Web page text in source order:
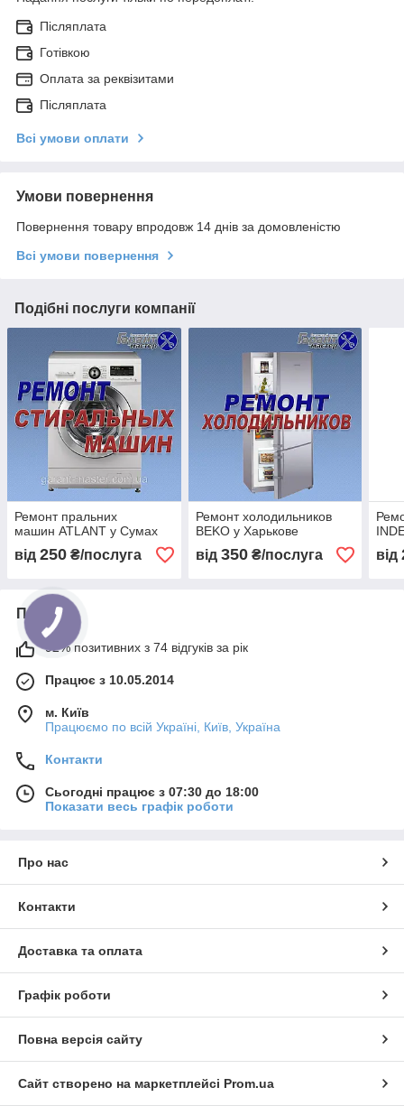
Післяплата
Готівкою
Оплата за реквізитами
Післяплата
Всі умови оплати
Умови повернення
Повернення товару впродовж 14 днів за домовленістю
Всі умови повернення
Подібні послуги компанії
Ремонт пральних
машин ATLANT у Сумах
від 250 ₴/послуга
Ремонт холодильников
BEKO у Харькове
від 350₴/послуга від
Про нас
92% позитивних з 74 відгуків за рік
Працює з 10.05.2014
м. Київ
Працюємо по всій Україні, Київ, Україна
Контакти
Сьогодні працює з 07:30 до 18:00
Показати весь графік роботи
Про нас
Контакти
Доставка та оплата
Графік роботи
Повна версія сайту
Сайт створено на маркетплейсі Prom.ua